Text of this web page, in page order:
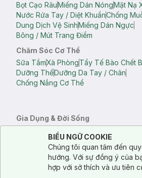
Bọt Cạo RâuMiếng Dán NóngMặt Nạ
Nước Rửa Tay / Diệt KhuẩnChống
Dung Dịch Vệ SinhMiếng Dán Ngực
Bông / Mút Trang Điểm
Chăm Sóc Cơ Thể
Sữa TắmXà PhòngTẩy Tế Bào Chết
Dưỡng ThểDưỡng Da Tay / Chân
Chống Nắng Cơ Thể
Gia Dụng & Đời Sống
Bông Tắm / Phụ Kiện Tắm
Phụ Kiện Điện Thoại Quạt Cầm Tay /
Khử Mùi / Làm Thơm PhòngNước Giặt
Cookie Consent
Notice about cookies usage
BIỂU NGỮ COOKIE
Chúng tôi quan tâm đến
hướng. Với sự đồng ý của
hợp với sở thích và ưu tiên